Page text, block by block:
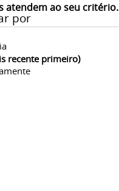
atendem ao seu critério.
por
recente primeiro)